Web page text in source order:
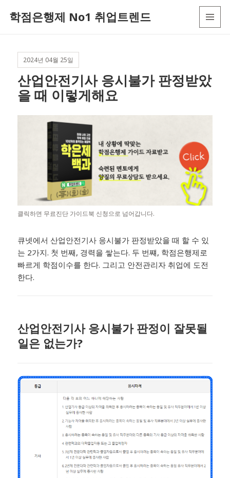
학점은행제 No1 취업트렌드
2024년 04월 25일
산업안전기사 응시불가 판정받았
을 때 이렇게해요
클릭하면 무료진단 가이드북 신청으로 넘어갑니다.
큐넷에서 산업안전기사 응시불가 판정받았을 때 할 수 있
는 2가지. 첫 번째, 경력을 쌓는다. 두 번쨰, 학점은행제로
빠르게 학점이수를 한다. 그리고 안전관리자 취업에 도전
한다.
산업안전기사 응시불가 판정이 잘못될
일은 없는가?